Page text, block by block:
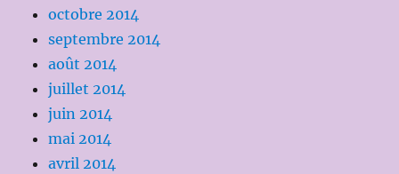
octobre 2014
septembre 2014
août 2014
juillet 2014
juin 2014
mai 2014
avril 2014